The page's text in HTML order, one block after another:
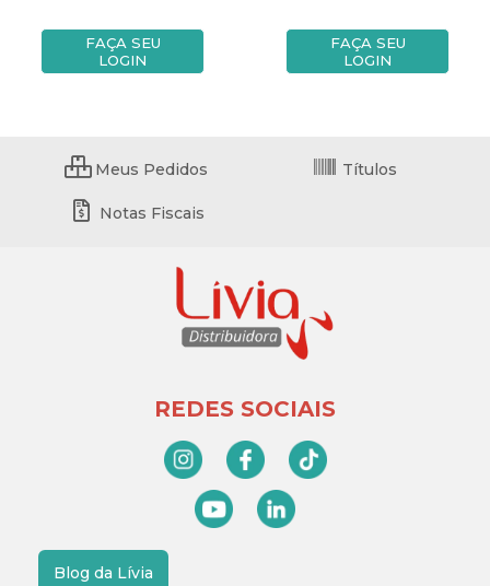
FAÇA SEU
LOGIN
FAÇA SEU
LOGIN
Meus Pedidos Títulos
Notas Fiscais
REDES SOCIAIS
Blog da Lívia